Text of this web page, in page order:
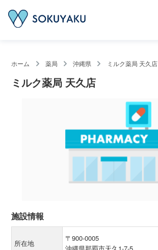
ホーム 薬局 沖縄県 ミルク薬局 天久店
ミルク薬局 天久店
施設情報
所在地
〒900‐0005